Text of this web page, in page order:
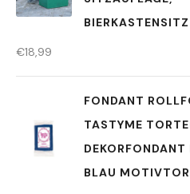
€18,99
FONDANT
TASTYME
DEKORFONDANT
BLAU